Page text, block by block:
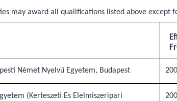
may award all qualifications listed above except
Német Nyelvű Egyetem, Budapest
(Kerteszeti Es Elelmiszeripari